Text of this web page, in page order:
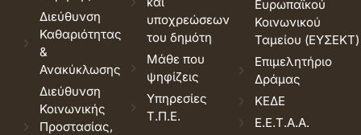
Διεύθυνση
Καθαριότητας
&
Ανακύκλωσης
Διεύθυνση
Κοινωνικής
Προστασίας,
υποχρεώσεων
του δημότη
Μάθε που
ψηφίζεις
Υπηρεσίες
Τ.Π.Ε.
Ευρωπαϊκού
Κοινωνικού
Ταμείου (ΕΥΣΕΚΤ)
Επιμελητήριο
Δράμας
ΚΕΔΕ
Ε.Ε.Τ.Α.Α.